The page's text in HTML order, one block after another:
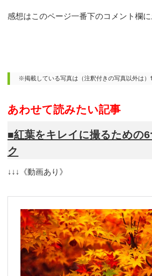
感想はこのページ一番下のコメント欄に
※掲載している写真は（注釈付きの写真以外は）
あわせて読みたい記事
■紅葉をキレイに撮るための
ク
↓↓↓《動画あり》